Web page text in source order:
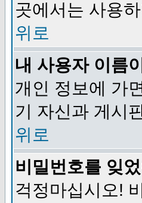
곳에서는 사용
위로
내 사용자 이름
개인 정보에 가
기 자신과 게시
위로
비밀번호를 잊
걱정마십시오!